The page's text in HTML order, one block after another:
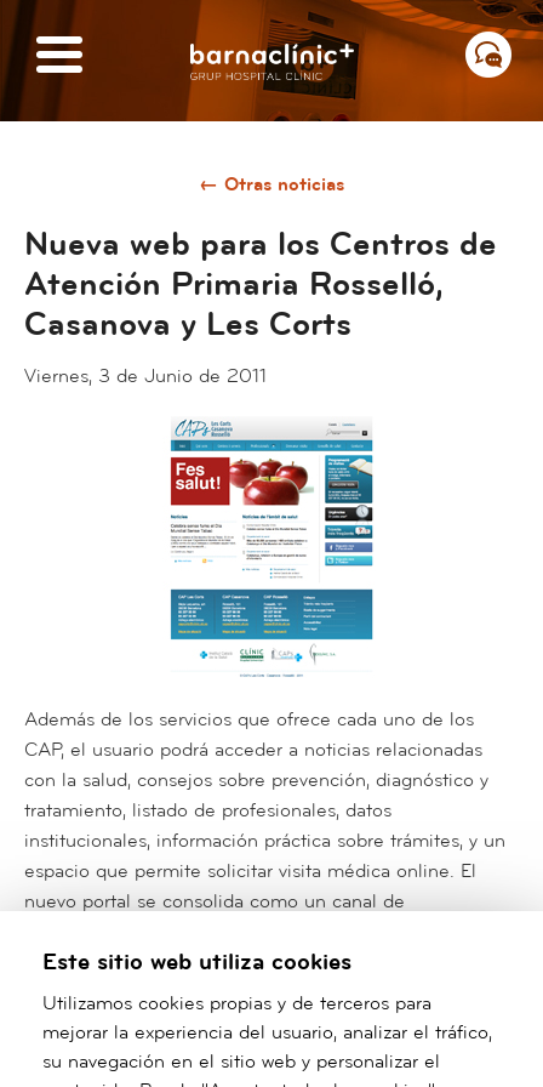
← Otras noticias
Nueva web para los Centros de
Atención Primaria Rosselló,
Casanova y Les Corts
Viernes, 3 de Junio de 2011
Además de los servicios que ofrece cada uno de los
CAP, el usuario podrá acceder a noticias relacionadas
con la salud, consejos sobre prevención, diagnóstico y
tratamiento, listado de profesionales, datos
institucionales, información práctica sobre trámites, y un
espacio que permite solicitar visita médica online. El
nuevo portal se consolida como un canal de
atención primaria en los barrios de referencia.
Enlaces relacionados
Cap Les Corts
Este sitio web utiliza cookies
Utilizamos cookies propias y de terceros para
mejorar la experiencia del usuario, analizar el tráfico,
su navegación en el sitio web y personalizar el